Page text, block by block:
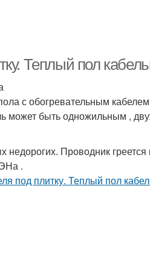
Теплый пол
с обогревательным
может быть одножильным ,
Проводник
.